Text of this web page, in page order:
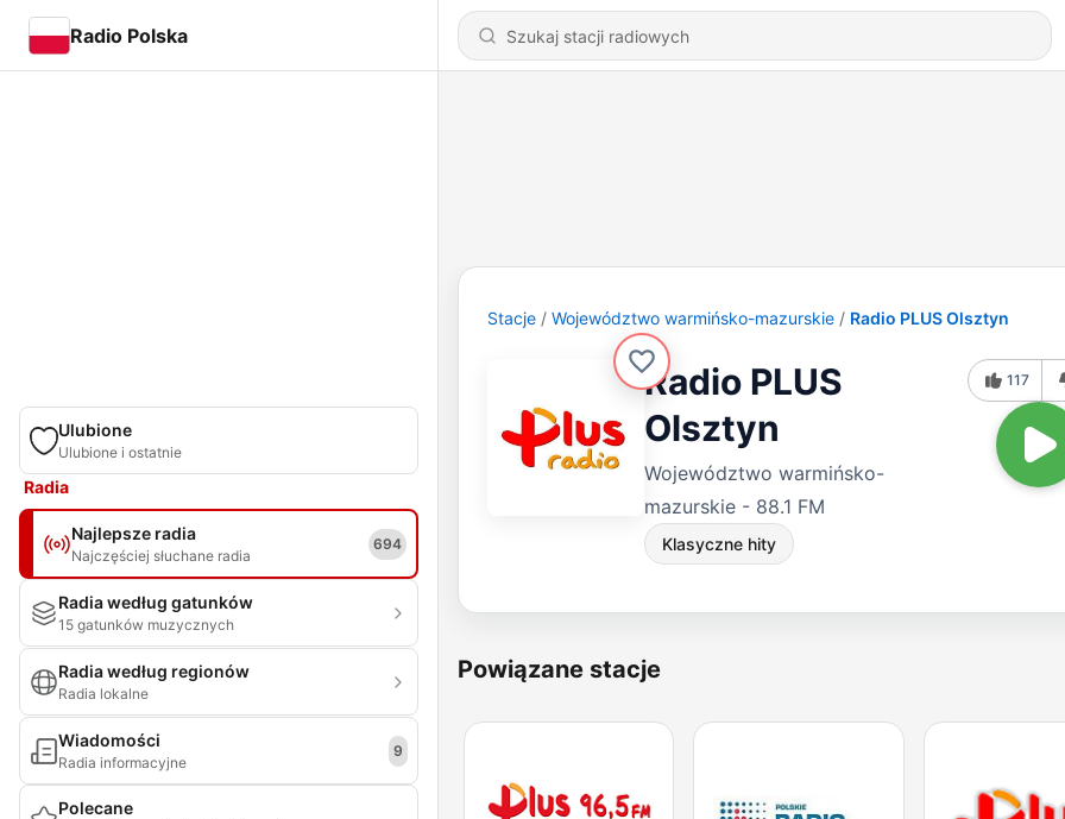
Radio Polska
Ulubione
Ulubione i ostatnie
Radia
Najlepsze radia
Najczęściej słuchane radia
694
Radia według gatunków
15 gatunków muzycznych
Radia według regionów
Radia lokalne
Wiadomości
Radia informacyjne
9
Polecane
Stacje Województwo warmińsko-mazurskie Radio PLUS Olsztyn
Radio PLUS
Olsztyn
Województwo warmińsko-
mazurskie - 88.1 FM
Klasyczne hity
117
Powiązane stacje